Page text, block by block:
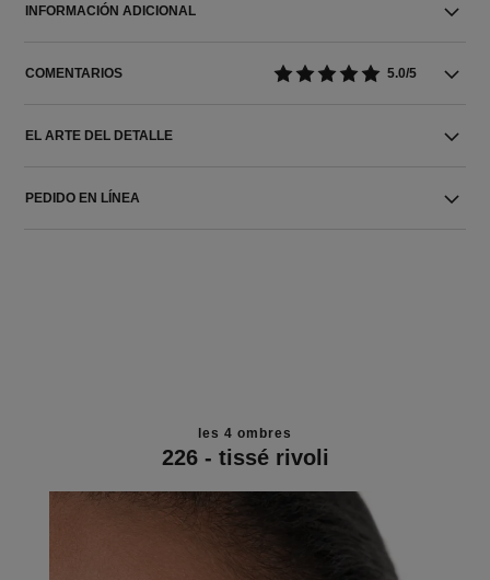
INFORMACIÓN ADICIONAL
COMENTARIOS 5.0/5
EL ARTE DEL DETALLE
PEDIDO EN LÍNEA
les 4 ombres
226 - tissé rivoli